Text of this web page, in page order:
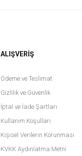
ALIŞVERİŞ
Ödeme ve Teslimat
Gizlilik ve Güvenlik
İptal ve İade Şartları
Kullanım Koşulları
Kişisel Verilerin Korunması
KVKK Aydınlatma Metni